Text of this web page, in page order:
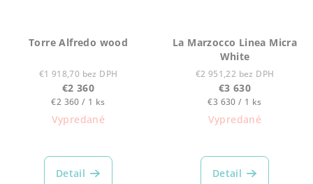
Torre Alfredo wood
€1 918,70 bez DPH
€2 360
Jednotková
cena:
€2 360 / 1 ks
Vypredané
Detail
La Marzocco Linea Micra
White
€2 951,22 bez DPH
€3 630
Jednotková
cena:
€3 630 / 1 ks
Vypredané
Detail